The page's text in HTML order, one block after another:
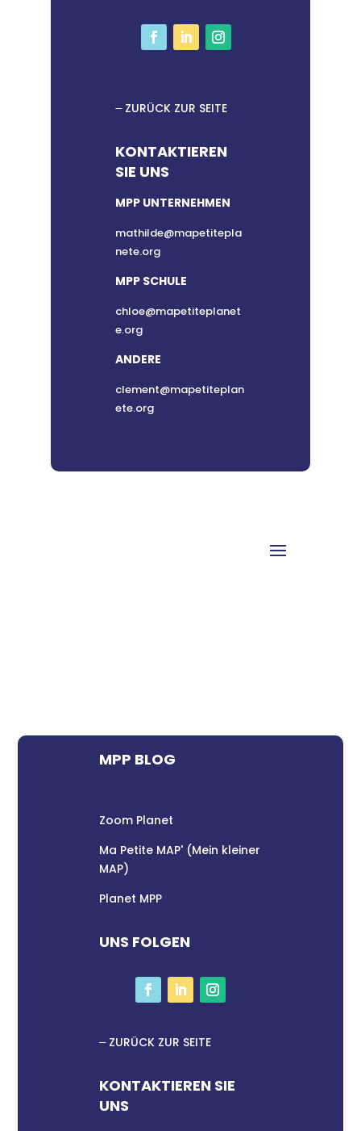
ZURÜCK ZUR SEITE
KONTAKTIEREN
SIE UNS
MPP UNTERNEHMEN
mathilde@mapetitepla
nete.org
MPP SCHULE
chloe@mapetiteplanet
e.org
ANDERE
clement@mapetiteplan
ete.org
MPP BLOG
Zoom Planet
Ma Petite MAP' (Mein kleiner
MAP)
Planet MPP
UNS FOLGEN
ZURÜCK ZUR SEITE
KONTAKTIEREN SIE
UNS